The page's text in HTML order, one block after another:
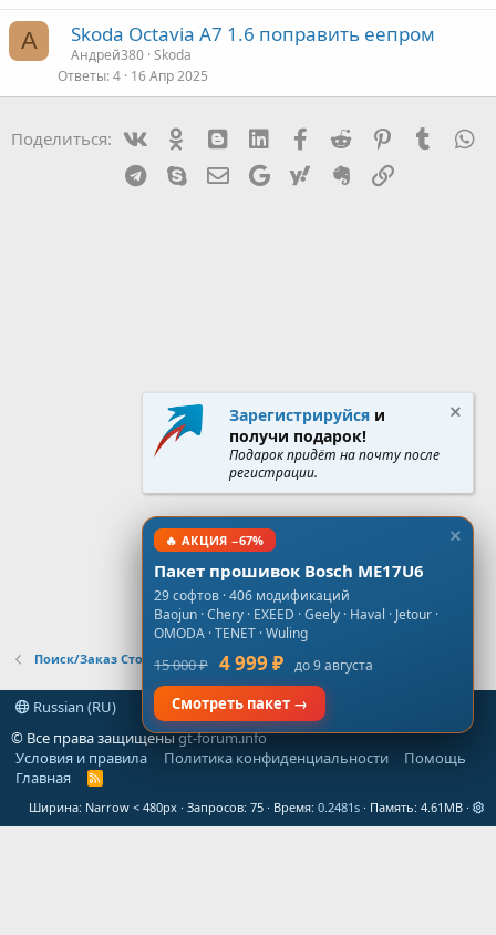
А Skoda Octavia A7 1.6 поправить еепром
Андрей380 Skoda
Ответы 4 16 Апр 2025
Поделиться: Ok mes_blogger
Linked InFacebook
Reddit PinterestTumblr
Telegram
Skype Эл. почта
Google Yahoo Evernote
Поиск/Заказ Стоков, Virgin, NoImmo
Russian (RU)
© Все права защищеныgt-forum.info
Условия и правила
Политика конфиденциальности
Помощь
Главная
R
S
Ширина Запросов 75 Время 0.2481s Память 4.61MB
Зарегистрируйся и
получи подарок!
Подарок придёт на почту после
регистрации.
🔥 АКЦИЯ −67%
Пакет прошивок Bosch ME17U6
29 софтов · 406 модификаций
Baojun · Chery · EXEED · Geely · Haval · Jetour ·
OMODA · TENET · Wuling
15 000 ₽ 4 999 ₽ до 9 августа
Смотреть пакет →